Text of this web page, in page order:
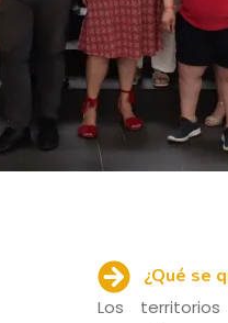
¿Qué se
Los